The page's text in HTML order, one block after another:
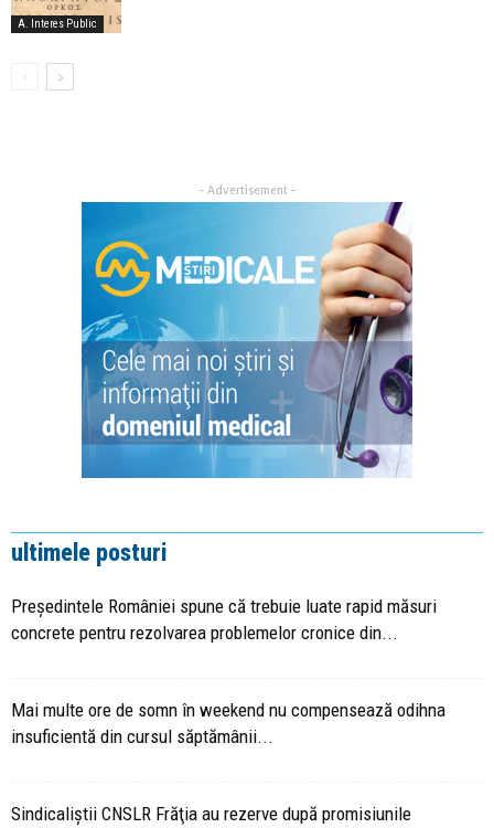
A. Interes Public
- Advertisement -
ultimele posturi
Președintele României spune că trebuie luate rapid măsuri
concrete pentru rezolvarea problemelor cronice din...
Mai multe ore de somn în weekend nu compensează odihna
insuficientă din cursul săptămânii...
Sindicaliştii CNSLR Frăţia au rezerve după promisiunile